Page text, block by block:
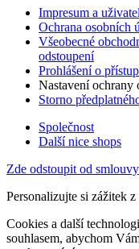
Impresum a
Ochrana osobních
Všeobecné
odstoupení
Prohlášení o
Nastavení ochrany
Storno
Společnost
Další nice shops
Zde odstoupit od smlouvy
Personalizujte si zážitek
Cookies a další
souhlasem, abychom